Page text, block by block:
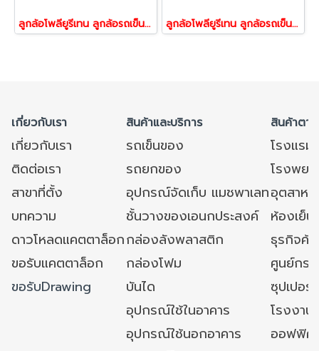
ลูกล้อโพลียูรีเทน ลูกล้อรถเข็น ล้อไม่ทำพื้นเป็นรอย รับน้้าหนัก30-60กก.สกรูหมุน รุ่น Compact ยี่ห้อ PAREO 31913,31920,31937 ลูกล้อโพลียูรีเทน ลูกล้อรถเข็น ล้อพียู ล้อยูรีเทน PU รับน้้าหนัก30-60กก.สกรูเบรก รุ่น Compact ยี่ห้อ PAREO 31944,31951,31968
เกี่ยวกับเรา สินค้าและบริการ สินค้าตา
เกี่ยวกับเรา รถเข็นของ
โรงแร
ติดต่อเรา
รถยกของ
โรงพย
สาขาที่ตั้ง
อุปกรณ์จัดเก็บ แมชพาเลทอุตสาหก
บทความ
ชั้นวางของเอนกประสงค์
ห้องเย็
ดาวโหลดแคตตาล็อกกล่องลังพลาสติก
ธุรกิจค้
ขอรับแคตตาล็อก
กล่องโฟม
ศูนย์กร
ขอรับDrawing
บันได
ซุปเปอ
อุปกรณ์ใช้ในอาคาร
โรงงา
อุปกรณ์ใช้นอกอาคาร
ออฟฟิศ/